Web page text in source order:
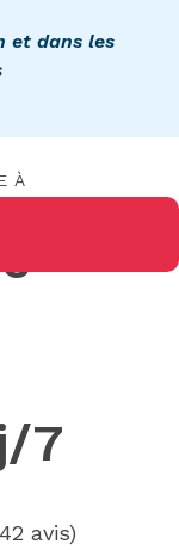
et dans les
À
7
avis)